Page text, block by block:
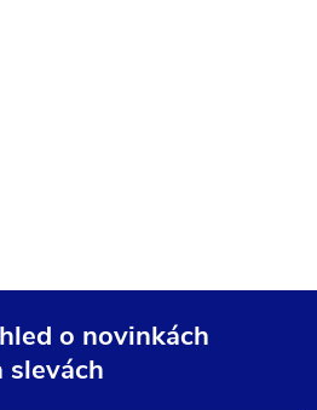
o novinkách
slevách